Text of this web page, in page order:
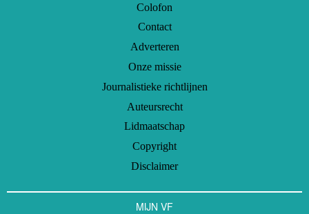
Colofon
Contact
Adverteren
Onze missie
Journalistieke richtlijnen
Auteursrecht
Lidmaatschap
Copyright
Disclaimer
MIJN VF